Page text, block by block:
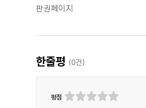
판권페이지
한줄평 (0건)
평점